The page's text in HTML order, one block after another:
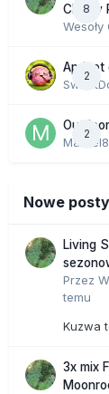
8
Cherry
2
Apricot
2
Nowe posty
Living
Przez
temu
Kuzwa
3x mix